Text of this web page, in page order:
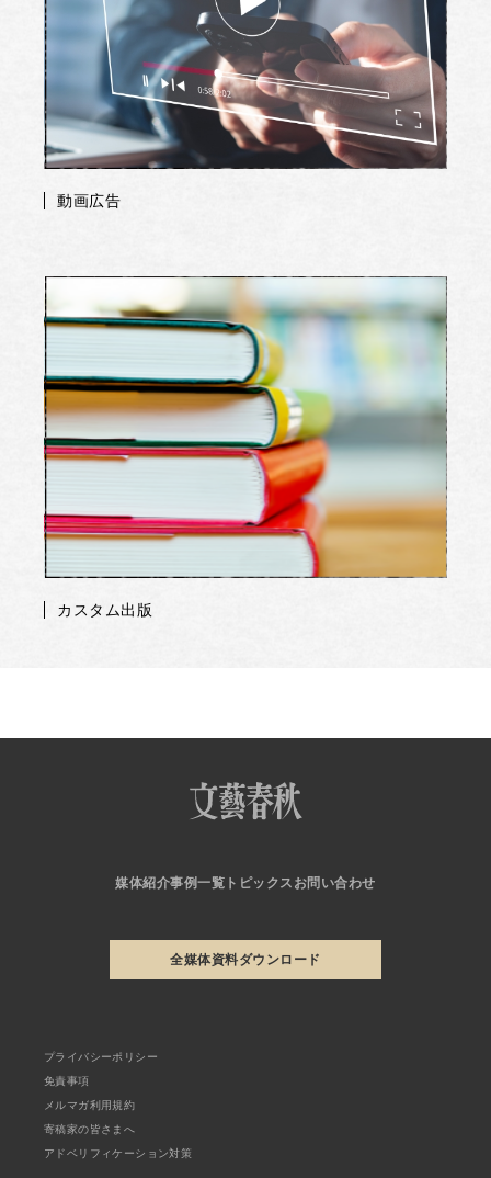
動画広告
カスタム出版
媒体紹介事例一覧 トピックス お問い合わせ
全媒体資料ダウンロード
プライバシーポリシー
免責事項
メルマガ利用規約
寄稿家の皆さまへ
アドベリフィケーション対策